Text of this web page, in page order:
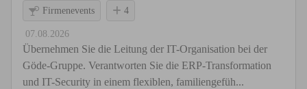
Firmenevents 4
07.08.2026
Übernehmen Sie die Leitung der IT-Organisation bei der
Göde-Gruppe. Verantworten Sie die ERP-Transformation
und IT-Security in einem flexiblen, familiengefüh...